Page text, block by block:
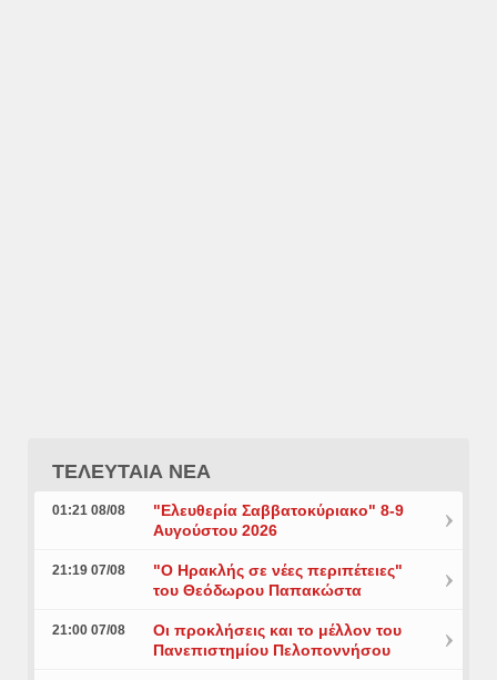
ΤΕΛΕΥΤΑΙΑ ΝΕΑ
01:21 08/08
"Ελευθερία Σαββατοκύριακο" 8-9
Αυγούστου 2026
21:19 07/08
"Ο Ηρακλής σε νέες περιπέτειες"
του Θεόδωρου Παπακώστα
21:00 07/08
Οι προκλήσεις και το μέλλον του
Πανεπιστημίου Πελοποννήσου